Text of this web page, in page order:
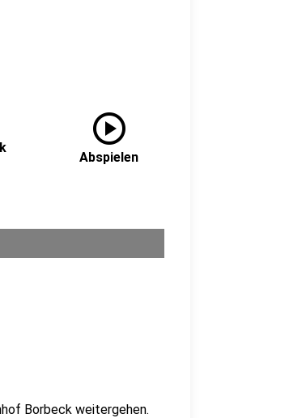
play_circle
Abspielen
Borbeck weitergehen.